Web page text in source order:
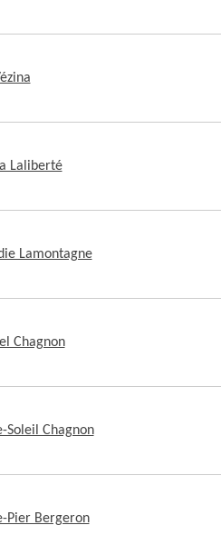
Laliberté
Lamontagne
Chagnon
Soleil Chagnon
Pier Bergeron